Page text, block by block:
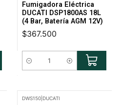
Fumigadora Eléctrica
DUCATI DSP1800AS 18L
(4 Bar, Batería AGM 12V)
$367.500
Cantidad
DWS150| DUCATI